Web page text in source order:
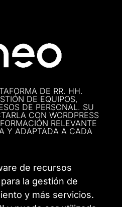
DE RR. HH.
DE EQUIPOS,
DE PERSONAL. SU
CON WORDPRESS
RELEVANTE
Y ADAPTADA A CADA
de recursos
la gestión de
y más servicios.